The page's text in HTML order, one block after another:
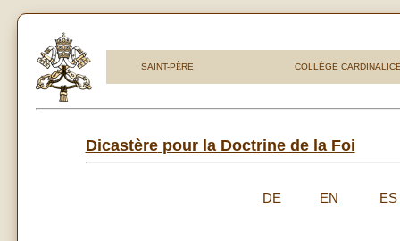
SAINT-PÈRE COLLÈGE
Dicastèrepour la Doctrine de la Foi
DE EN ES